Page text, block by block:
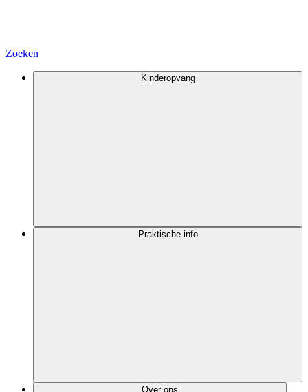
Zoeken
Kinderopvang
Praktische info
Over ons